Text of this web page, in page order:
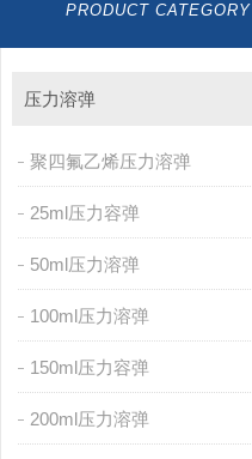
PRODUCT CATEGORY
压力溶弹
聚四氟乙烯压力溶弹
25ml压力容弹
50ml压力溶弹
100ml压力溶弹
150ml压力容弹
200ml压力溶弹